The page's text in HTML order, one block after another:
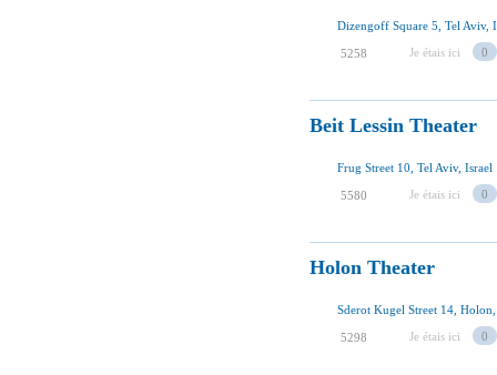
Dizengoff Square 5, Tel Aviv,
5258 Je étais ici 0
Beit Lessin Theater
Frug Street 10, Tel Aviv, Israel
5580 Je étais ici 0
Holon Theater
Sderot Kugel Street 14,
5298 Je étais ici 0